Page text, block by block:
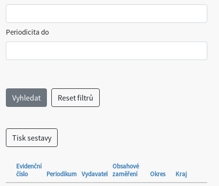
Periodicita do
Evidenční
číslo
Periodikum Vydavatel
Obsahové
zaměření
Okres Kraj